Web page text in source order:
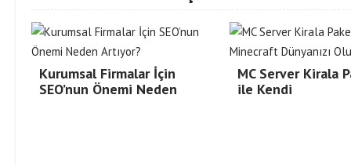
Kurumsal Firmalar İçin
SEO’nun Önemi Neden
MC Server Kirala
ile Kendi